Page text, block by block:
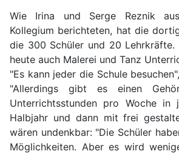
Wie Irina und Serge Reznik
Kollegium berichteten, hat die
die 300 Schüler und 20 Lehrkräfte.
heute auch Malerei und Tanz
"Es kann jeder die Schule
"Allerdings gibt es einen
Unterrichtsstunden pro Woche in
Halbjahr und dann mit frei
wären undenkbar: "Die Schüler
Möglichkeiten. Aber es wird